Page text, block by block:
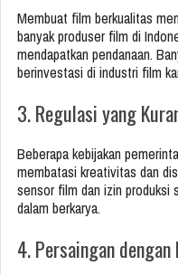
Membuat film berkualitas
banyak produser film di
mendapatkan pendanaan.
berinvestasi di industri film
3. Regulasi yang
Beberapa kebijakan
membatasi kreativitas dan
sensor film dan izin produksi
dalam berkarya.
4. Persaingan